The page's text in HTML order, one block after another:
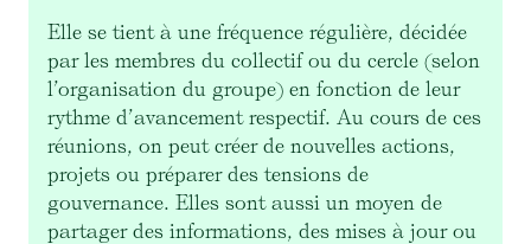
Elle se tient à une fréquence régulière, décidée
par les membres du collectif ou du cercle (selon
l’organisation du groupe) en fonction de leur
rythme d’avancement respectif. Au cours de ces
réunions, on peut créer de nouvelles actions,
projets ou préparer des tensions de
gouvernance. Elles sont aussi un moyen de
partager des informations, des mises à jour ou